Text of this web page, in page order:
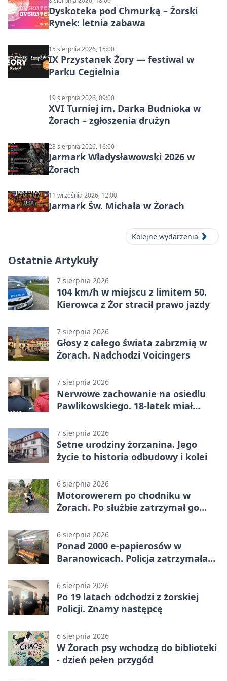
Dyskoteka pod Chmurką – Żorski
Rynek: letnia zabawa
15 sierpnia 2026, 15:00
IX Przystanek Żory — festiwal w
Parku Cegielnia
19 sierpnia 2026, 09:00
XVI Turniej im. Darka Budnioka w
Żorach – zgłoszenia drużyn
28 sierpnia 2026, 16:00
Jarmark Władysławowski 2026 w
Żorach
11 września 2026, 12:00
Jarmark Św. Michała w Żorach
Kolejne wydarzenia
Ostatnie Artykuły
7 sierpnia 2026
104 km/h w miejscu z limitem 50.
Kierowca z Żor stracił prawo jazdy
7 sierpnia 2026
Głosy z całego świata zabrzmią w
Żorach. Nadchodzi Voicingers
7 sierpnia 2026
Nerwowe zachowanie na osiedlu
Pawlikowskiego. 18-latek miał
7 sierpnia 2026
Setne urodziny żorzanina. Jego
życie to historia odbudowy i kolei
6 sierpnia 2026
Motorowerem po chodniku w
Żorach. Po służbie zatrzymał go
6 sierpnia 2026
Ponad 2000 e-papierosów w
Baranowicach. Policja zatrzymała
6 sierpnia 2026
Po 19 latach odchodzi z żorskiej
Policji. Znamy następcę
6 sierpnia 2026
W Żorach psy wchodzą do biblioteki
- dzień pełen przygód